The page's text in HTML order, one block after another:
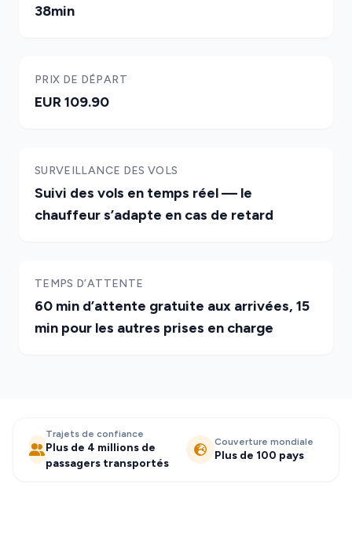
38min
PRIX DE DÉPART
EUR 109.90
SURVEILLANCE DES VOLS
Suivi des vols en temps réel — le
chauffeur s’adapte en cas de retard
TEMPS D’ATTENTE
60 min d’attente gratuite aux arrivées, 15
min pour les autres prises en charge
Trajets de confiance
Plus de 4 millions de
passagers transportés
Couverture mondiale
Plus de 100 pays